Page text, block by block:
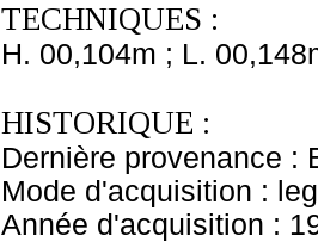
TECHNIQUES :
H. 00,104m ; L.
HISTORIQUE :
Dernière provenance :
Mode d'acquisition :
Année d'acquisition :